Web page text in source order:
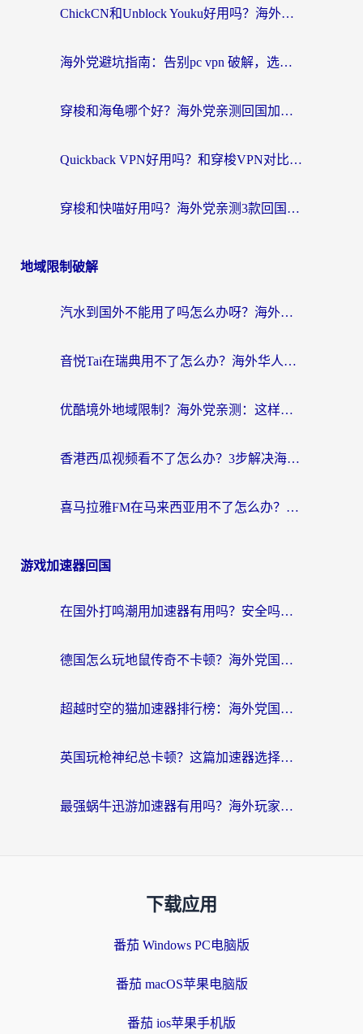
ChickCN和Unblock Youku好用吗？海外党亲测3款回国加速器，附iOS免费选择指南
海外党避坑指南：告别pc vpn 破解，选对回国加速器轻松访问国内资源
穿梭和海龟哪个好？海外党亲测回国加速器，附电脑免费VPN推荐
Quickback VPN好用吗？和穿梭VPN对比哪个回国效果更好？海外党必看的真实测评与选择指南
穿梭和快喵好用吗？海外党亲测3款回国加速器，附日本回国VPN避坑指南
地域限制破解
汽水到国外不能用了吗怎么办呀？海外党追剧看片的救星在这里！
音悦Tai在瑞典用不了怎么办？海外华人追剧听歌的实用指南
优酷境外地域限制？海外党亲测：这样看国内剧再也不卡（附3个实用场景解决）
香港西瓜视频看不了怎么办？3步解决海外追剧难题，附靠谱加速器推荐
喜马拉雅FM在马来西亚用不了怎么办？海外华人亲测有效的回国加速指南
游戏加速器回国
在国外打鸣潮用加速器有用吗？安全吗？海外玩家国服游戏加速全指南
德国怎么玩地鼠传奇不卡顿？海外党国服游戏加速全攻略（含战双EVE实用指南）
超越时空的猫加速器排行榜：海外党国服游戏不卡顿的终极选择指南
英国玩枪神纪总卡顿？这篇加速器选择指南帮你告别延迟（附实测推荐）
最强蜗牛迅游加速器有用吗？海外玩家国服游戏加速避坑指南（附德国玩忍者必须死3流星蝴蝶剑解决办法）
下载应用
番茄 Windows PC电脑版
番茄 macOS苹果电脑版
番茄 ios苹果手机版